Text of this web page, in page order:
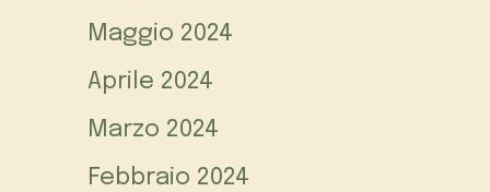
Maggio 2024
Aprile 2024
Marzo 2024
Febbraio 2024